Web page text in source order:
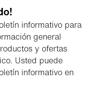
informativo para
general
y ofertas
Usted puede
informativo en